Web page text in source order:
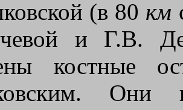
(в 80 км
и Г.В.
костные
Они